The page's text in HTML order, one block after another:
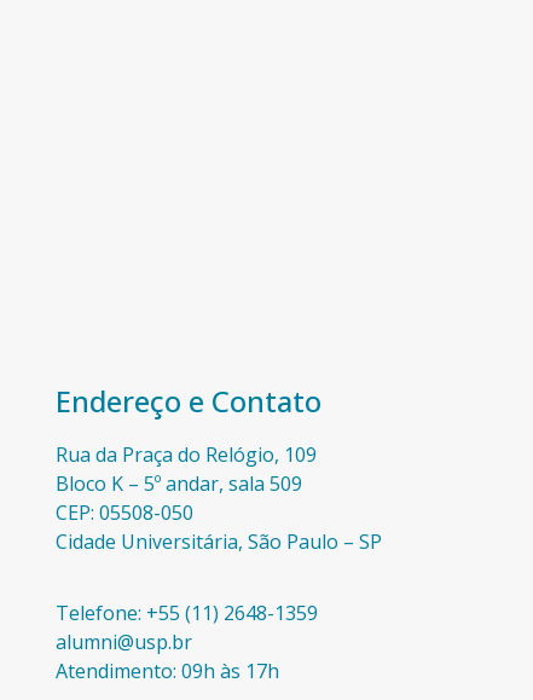
Endereço e Contato
Rua da Praça do Relógio, 109
Bloco K – 5º andar, sala 509
CEP: 05508-050
Cidade Universitária, São Paulo – SP​
Telefone: +55 (11) 2648-1359
alumni@usp.br
Atendimento: 09h às 17h